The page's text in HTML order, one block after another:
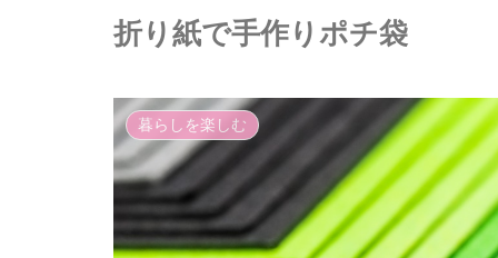
折り紙で手作りポチ袋
暮らしを楽しむ